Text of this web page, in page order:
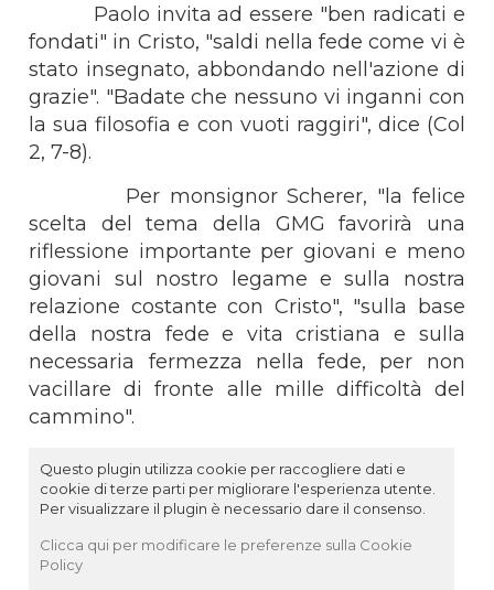
Paolo invita ad essere "ben radicati e
fondati" in Cristo, "saldi nella fede come vi è
stato insegnato, abbondando nell'azione di
grazie". "Badate che nessuno vi inganni con
la sua filosofia e con vuoti raggiri", dice (Col
2, 7-8).
Per monsignor Scherer, "la felice
scelta del tema della GMG favorirà una
riflessione importante per giovani e meno
giovani sul nostro legame e sulla nostra
relazione costante con Cristo", "sulla base
della nostra fede e vita cristiana e sulla
necessaria fermezza nella fede, per non
vacillare di fronte alle mille difficoltà del
cammino".
Questo plugin utilizza cookie per raccogliere dati e
cookie di terze parti per migliorare l'esperienza utente.
Per visualizzare il plugin è necessario dare il consenso.
Clicca qui per modificare le preferenze sulla Cookie
Policy